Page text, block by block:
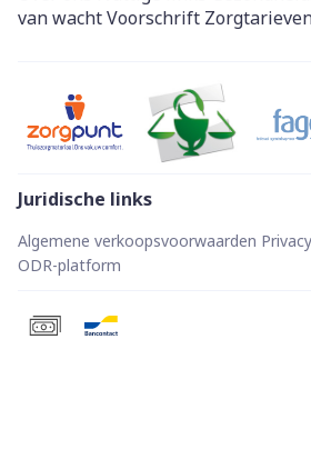
van wachtVoorschrift
Juridische links
Algemene verkoopsvoorwaarden
ODR-platform